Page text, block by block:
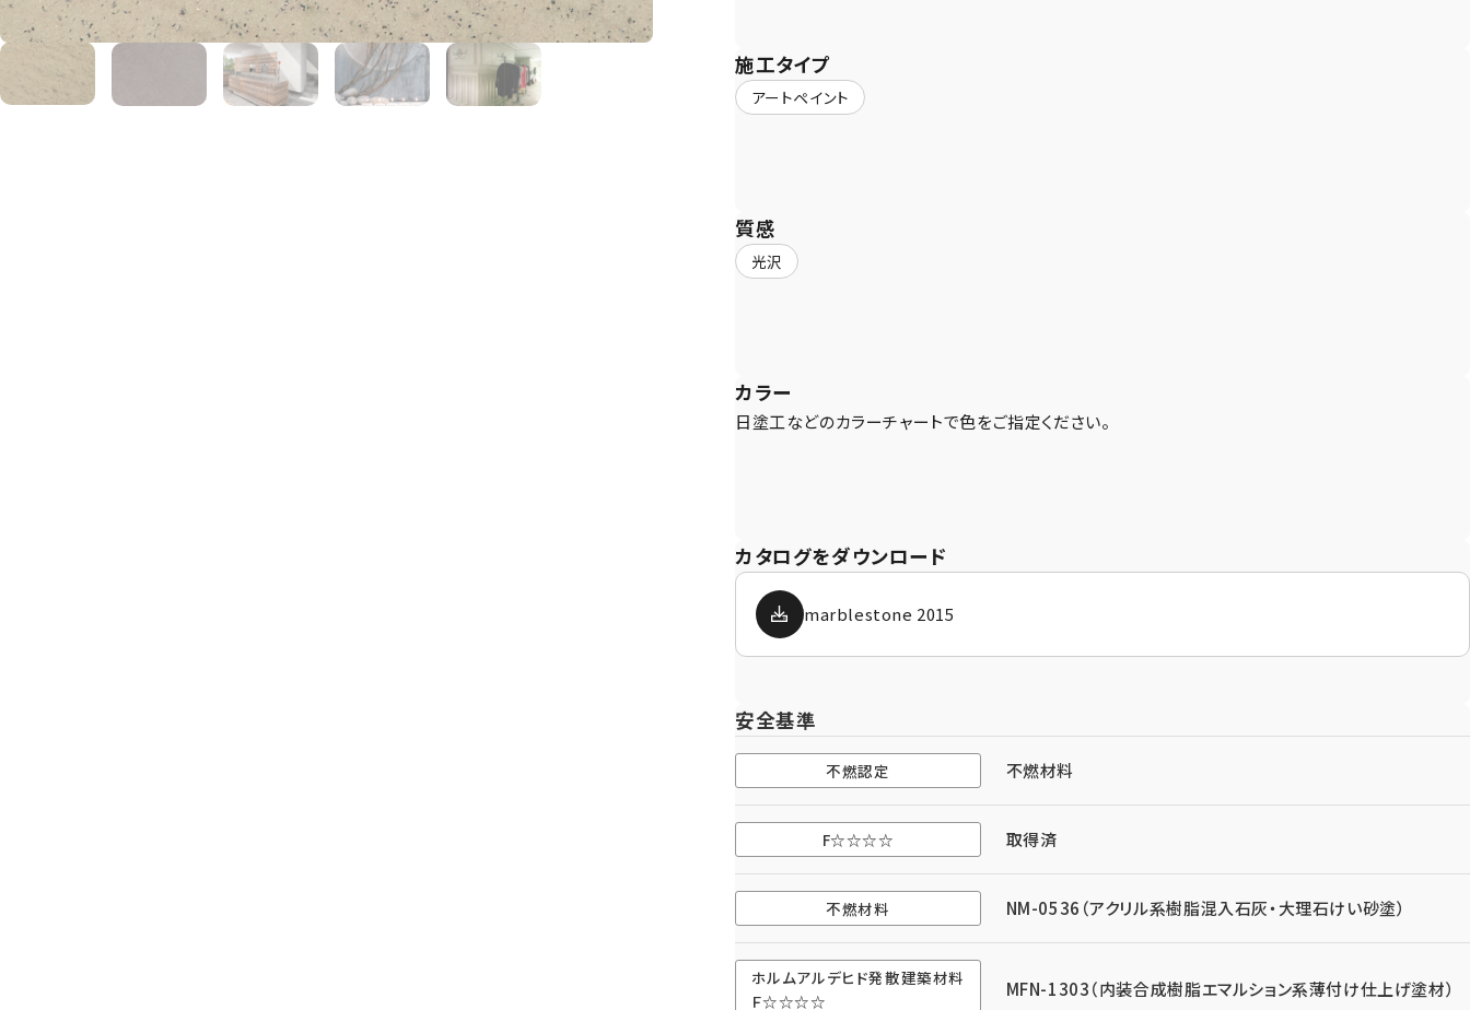
施工タイプ
アートペイント
質感
光沢
カラー
日塗工などのカラーチャートで色をご指定ください。
カタログをダウンロード
marblestone 2015
安全基準
不燃認定 不燃材料
F☆☆☆☆ 取得済
不燃材料 NM-0536（アクリル系樹脂混入石灰・大理石けい砂塗）
ホルムアルデヒド発散建築材料
Ｆ☆☆☆☆
MFN-1303（内装合成樹脂エマルション系薄付け仕上げ塗材）
Let's Connect !